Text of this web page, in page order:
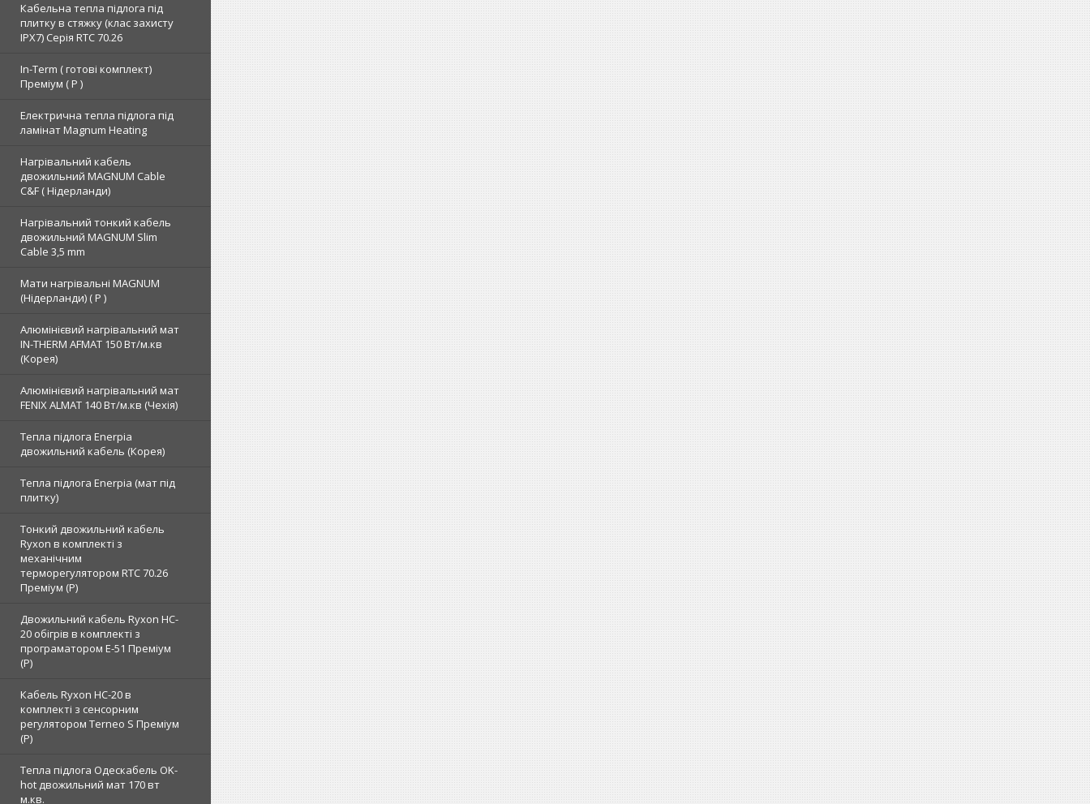
Кабельна тепла підлога під
плитку в стяжку (клас захисту
IPX7) Серія RTC 70.26
In-Term ( готові комплект)
Преміум ( Р )
Електрична тепла підлога під
ламінат Magnum Heating
Нагрівальний кабель
двожильний MAGNUM Cable
C&F ( Нідерланди)
Нагрівальний тонкий кабель
двожильний MAGNUM Slim
Cable 3,5 mm
Мати нагрівальні MAGNUM
(Нідерланди) ( Р )
Алюмінієвий нагрівальний мат
IN-THERM AFMAT 150 Вт/м.кв
(Корея)
Алюмінієвий нагрівальний мат
FENIX ALMAT 140 Вт/м.кв (Чехія)
Тепла підлога Enerpia
двожильний кабель (Корея)
Тепла підлога Enerpia (мат під
плитку)
Тонкий двожильний кабель
Ryxon в комплекті з
механічним
терморегулятором RTC 70.26
Преміум (Р)
Двожильний кабель Ryxon HC-
20 обігрів в комплекті з
програматором E-51 Преміум
(Р)
Кабель Ryxon HC-20 в
комплекті з сенсорним
регулятором Terneo S Преміум
(Р)
Тепла підлога Одескабель OK-
hot двожильний мат 170 вт
м.кв.